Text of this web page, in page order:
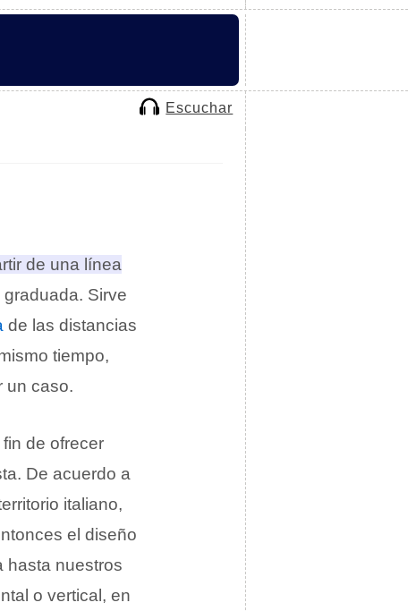
Escuchar
de una línea
graduada. Sirve
de las distancias
tiempo,
un caso.
de ofrecer
De acuerdo a
italiano,
el diseño
hasta nuestros
o vertical, en